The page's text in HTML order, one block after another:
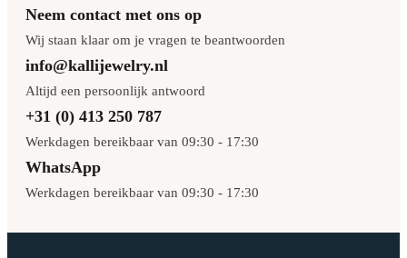
Neem contact met ons op
Wij staan klaar om je vragen te beantwoorden
info@kallijewelry.nl
Altijd een persoonlijk antwoord
+31 (0) 413 250 787
Werkdagen bereikbaar van 09:30 - 17:30
WhatsApp
Werkdagen bereikbaar van 09:30 - 17:30